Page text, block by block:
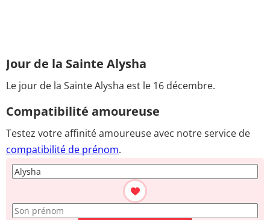
Jour de la Sainte Alysha
Le jour de la Sainte Alysha est le 16 décembre.
Compatibilité amoureuse
Testez votre affinité amoureuse avec notre service de
compatibilité de prénom.